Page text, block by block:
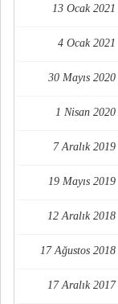
13 Ocak 2021
4 Ocak 2021
30 Mayıs 2020
1 Nisan 2020
7 Aralık 2019
19 Mayıs 2019
12 Aralık 2018
17 Ağustos 2018
17 Aralık 2017